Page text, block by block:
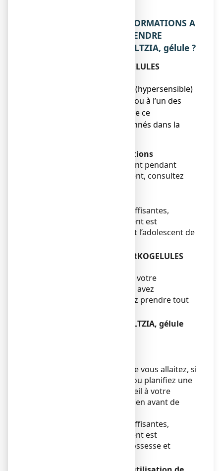
2. QUELLES SONT LES INFORMATIONS A
CONNAITRE AVANT DE PRENDRE
ARKOGELULES ESCHSCHOLTZIA, gélule ?
Ne prenez jamais ARKOGELULES
● si vous êtes allergique (hypersensible)
à la substance active ou à l’un des
autres constituants de ce
médicament, mentionnés dans la
Avertissements et précautions
Si les symptômes s’aggravent pendant
l‘utilisation de ce médicament, consultez
En l’absence de données suffisantes,
l’utilisation de ce médicament est
déconseillée chez l’enfant et l’adolescent de
Autres médicaments et ARKOGELULES
Informez votre médecin ou votre
pharmacien si vous prenez, avez
récemment pris ou pourriez prendre tout
ARKOGELULES ESCHSCHOLTZIA, gélule
Si vous êtes enceinte ou que vous allaitez, si
vous pensez être enceinte ou planifiez une
grossesse, demandez conseil à votre
médecin ou votre pharmacien avant de
En l’absence de données suffisantes,
l’utilisation de ce médicament est
déconseillée pendant la grossesse et